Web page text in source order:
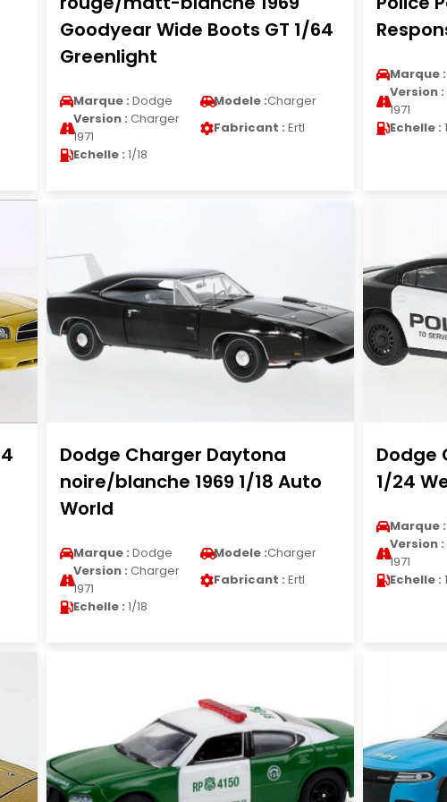
Goodyear Wide Boots GT 1/64
Greenlight
Marque : Dodge Modele :Charger
Version : Charger
1971
Fabricant : Ertl
Echelle : 1/18
Marque :
Version :
1971
Echelle :
Dodge Charger Daytona
noire/blanche 1969 1/18 Auto
World
Marque : Dodge Modele :Charger
Version : Charger
1971
Fabricant : Ertl
Echelle : 1/18
Dodge
1/24
Marque :
Version :
1971
Echelle :